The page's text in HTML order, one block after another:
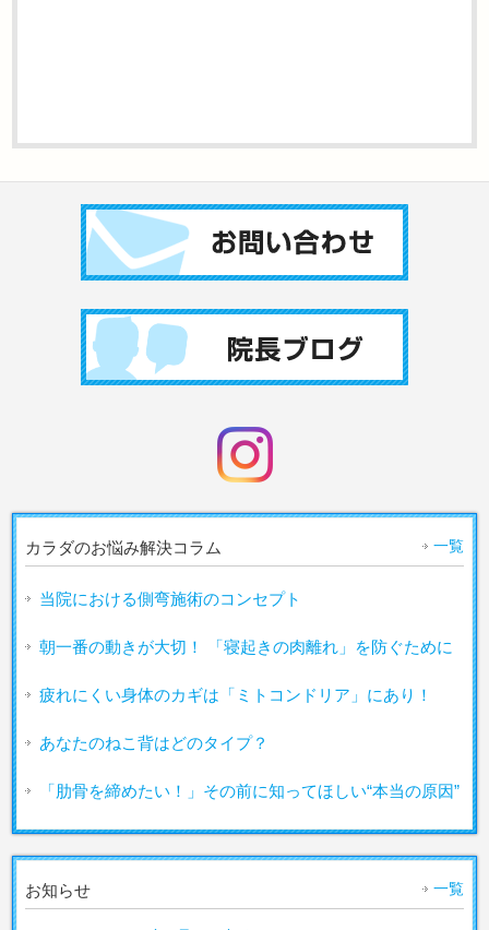
カラダのお悩み解決コラム 一覧
当院における側弯施術のコンセプト
朝一番の動きが大切！ 「寝起きの肉離れ」を防ぐために
疲れにくい身体のカギは「ミトコンドリア」にあり！
あなたのねこ背はどのタイプ？
「肋骨を締めたい！」その前に知ってほしい“本当の原因”
お知らせ 一覧